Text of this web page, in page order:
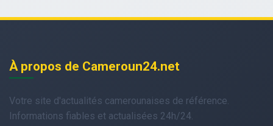
À propos de Cameroun24.net
Votre site d'actualités camerounaises de référence.
Informations fiables et actualisées 24h/24.